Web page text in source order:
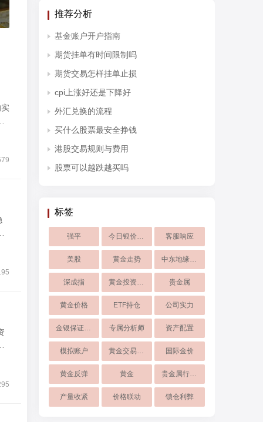
推荐分析
基金账户开户指南
期货挂单有时间限制吗
期货交易怎样挂单止损
cpi上涨好还是下降好
外汇兑换的流程
买什么股票最安全挣钱
港股交易规则与费用
股票可以越跌越买吗
标签
强平 今日银价走势 客服响应
美股 黄金走势 中东地缘风险
深成指 黄金投资品种对比 贵金属
黄金价格 ETF持仓 公司实力
金银保证金下调 专属分析师 资产配置
模拟账户 黄金交易平台 国际金价
黄金反弹 黄金 贵金属行情软件
产量收紧 价格联动 锁仓利弊